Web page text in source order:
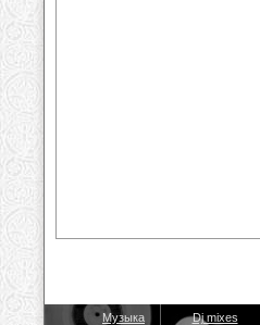
Музыка Dj mixes